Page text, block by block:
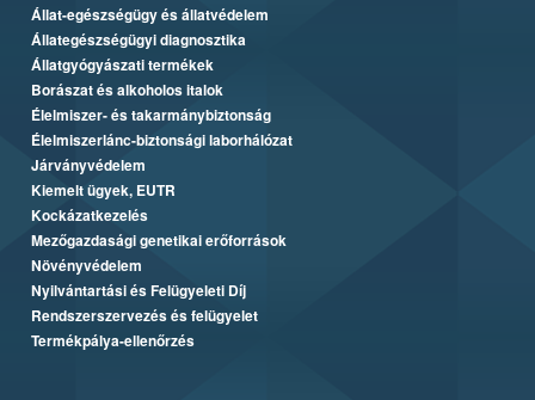
Állat-egészségügy és állatvédelem
Állategészségügyi diagnosztika
Állatgyógyászati termékek
Borászat és alkoholos italok
Élelmiszer- és takarmánybiztonság
Élelmiszerlánc-biztonsági laborhálózat
Járványvédelem
Kiemelt ügyek, EUTR
Kockázatkezelés
Mezőgazdasági genetikai erőforrások
Növényvédelem
Nyilvántartási és Felügyeleti Díj
Rendszerszervezés és felügyelet
Termékpálya-ellenőrzés